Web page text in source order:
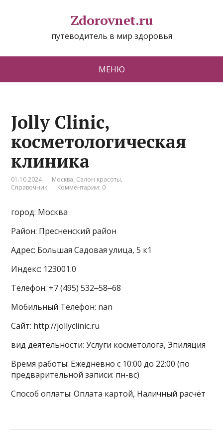
Zdorovnet.ru
путеводитель в мир здоровья
МЕНЮ
Jolly Clinic,
косметологическая
клиника
01.10.2024 Москва, Салон красоты,
Справочник
Комментарии: 0
город: Москва
Район: Пресненский район
Адрес: Большая Садовая улица, 5 к1
Индекс: 123001.0
Телефон: +7 (495) 532‒58‒68
Мобильный Телефон: nan
Сайт: http://jollyclinic.ru
вид деятельности: Услуги косметолога, Эпиляция
Время работы: Ежедневно с 10:00 до 22:00 (по
предварительной записи: пн-вс)
Способ оплаты: Оплата картой, Наличный расчёт